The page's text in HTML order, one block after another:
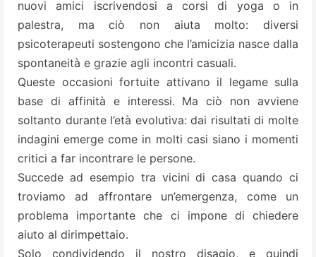
nuovi amici iscrivendosi a corsi di yoga o in
palestra, ma ciò non aiuta molto: diversi
psicoterapeuti sostengono che l’amicizia nasce dalla
spontaneità e grazie agli incontri casuali.
Queste occasioni fortuite attivano il legame sulla
base di affinità e interessi. Ma ciò non avviene
soltanto durante l’età evolutiva: dai risultati di molte
indagini emerge come in molti casi siano i momenti
critici a far incontrare le persone.
Succede ad esempio tra vicini di casa quando ci
troviamo ad affrontare un’emergenza, come un
problema importante che ci impone di chiedere
aiuto al dirimpettaio.
Solo condividendo il nostro disagio, e quindi